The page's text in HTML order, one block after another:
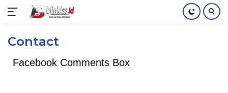
Contact
Facebook Comments Box